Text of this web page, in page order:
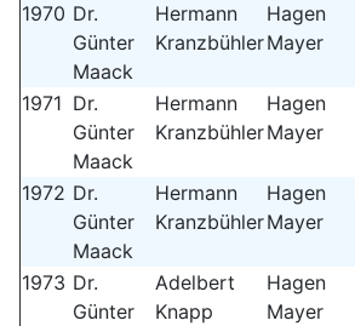
1970 Dr.
Günter
Maack
Hermann
Kranzbühler
Hagen
Mayer
1971 Dr.
Günter
Maack
Hermann
Kranzbühler
Hagen
Mayer
1972 Dr.
Günter
Maack
Hermann
Kranzbühler
Hagen
Mayer
1973 Dr.
Günter
Adelbert
Knapp
Hagen
Mayer